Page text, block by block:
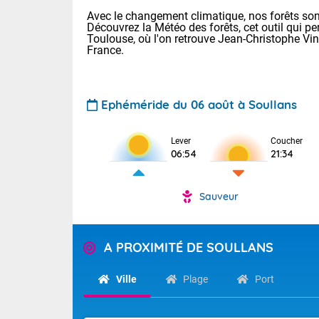
Avec le changement climatique, nos forêts
Découvrez la Météo des forêts, cet outil qui
Toulouse, où l'on retrouve Jean-Christophe
France.
Ephéméride du 06 août à Soullans
Lever
06:54
Coucher
21:34
Sauveur
A PROXIMITÉ DE SOULLANS
Ville Plage Port
Voici les
: 18/23 Paris
Clermont-Fd
Limoges :
Lille : 19/24
Risque
(69), Var